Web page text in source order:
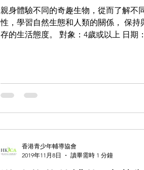
親身體驗不同的奇趣生物，從而了解不
性，學習自然生態和人類的關係， 保持
存的生活態度。 對象：4歲或以上 日期
香港青少年輔導協會
2019年11月8日
讀畢需時 1 分鐘